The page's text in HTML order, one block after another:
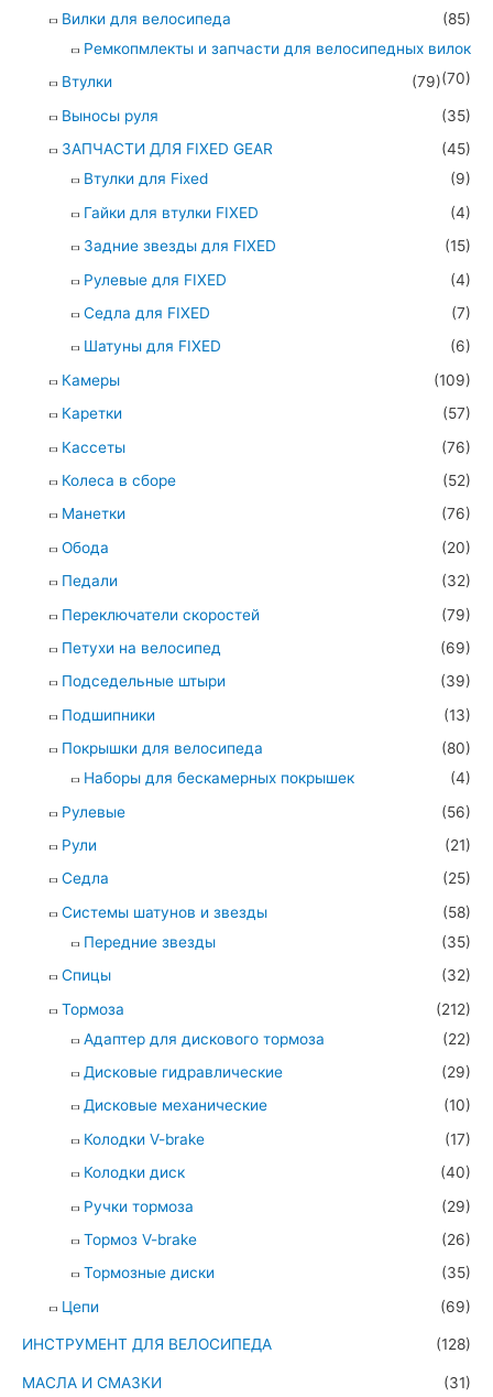
Вилки для велосипеда
(85)
Ремкопмлекты и запчасти для велосипедных вилок
(70)
Втулки
(79)
Выносы руля
(35)
ЗАПЧАСТИ ДЛЯ FIXED GEAR
(45)
Втулки для Fixed
(9)
Гайки для втулки FIXED
(4)
Задние звезды для FIXED
(15)
Рулевые для FIXED
(4)
Седла для FIXED
(7)
Шатуны для FIXED
(6)
Камеры
(109)
Каретки
(57)
Кассеты
(76)
Колеса в сборе
(52)
Манетки
(76)
Обода
(20)
Педали
(32)
Переключатели скоростей
(79)
Петухи на велосипед
(69)
Подседельные штыри
(39)
Подшипники
(13)
Покрышки для велосипеда
(80)
Наборы для бескамерных покрышек
(4)
Рулевые
(56)
Рули
(21)
Седла
(25)
Системы шатунов и звезды
(58)
Передние звезды
(35)
Спицы
(32)
Тормоза
(212)
Адаптер для дискового тормоза
(22)
Дисковые гидравлические
(29)
Дисковые механические
(10)
Колодки V-brake
(17)
Колодки диск
(40)
Ручки тормоза
(29)
Тормоз V-brake
(26)
Тормозные диски
(35)
Цепи
(69)
ИНСТРУМЕНТ ДЛЯ ВЕЛОСИПЕДА (128)
МАСЛА И СМАЗКИ (31)